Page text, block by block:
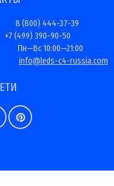
8 (800) 444-37-39
+7 (499) 390-90-50
Пн—Вс 10:00—21:00
info@leds-c4-russia.com